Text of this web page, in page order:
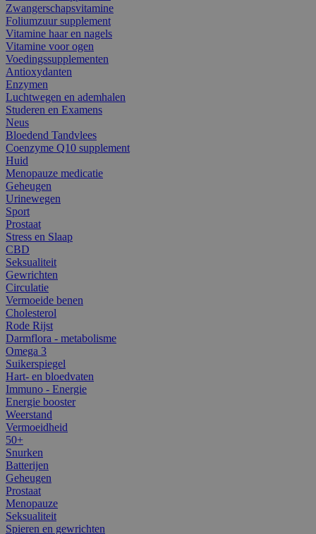
Zwangerschapsvitamine
Foliumzuur supplement
Vitamine haar en nagels
Vitamine voor ogen
Voedingssupplementen
Antioxydanten
Enzymen
Luchtwegen en ademhalen
Studeren en Examens
Neus
Bloedend Tandvlees
Coenzyme Q10 supplement
Huid
Menopauze medicatie
Geheugen
Urinewegen
Sport
Prostaat
Stress en Slaap
CBD
Seksualiteit
Gewrichten
Circulatie
Vermoeide benen
Cholesterol
Rode Rijst
Darmflora - metabolisme
Omega 3
Suikerspiegel
Hart- en bloedvaten
Immuno - Energie
Energie booster
Weerstand
Vermoeidheid
50+
Snurken
Batterijen
Geheugen
Prostaat
Menopauze
Seksualiteit
Spieren en gewrichten